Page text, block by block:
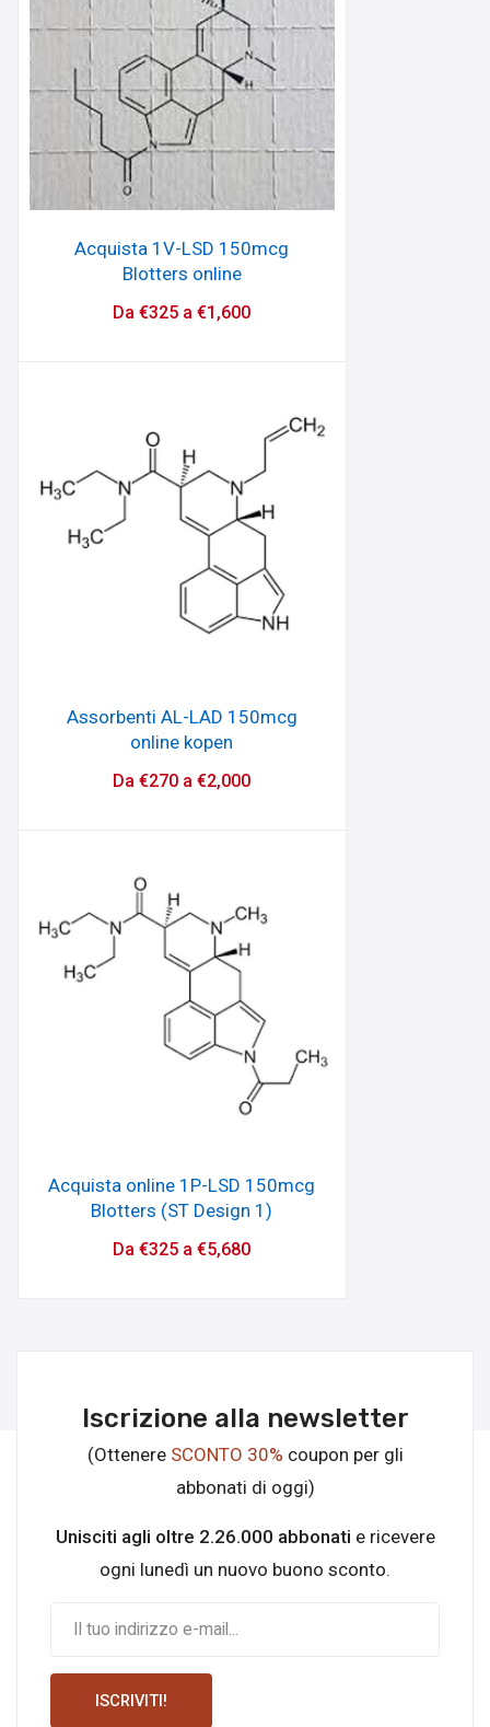
Acquista 1V-LSD 150mcg
Blotters online
Da€325 a€1,600
Assorbenti AL-LAD 150mcg
online kopen
Da€270 a€2,000
Acquista online 1P-LSD 150mcg
Blotters (ST Design 1)
Da€325 a€5,680
Iscrizione alla newsletter
(Ottenere SCONTO 30% coupon per gli
abbonati di oggi)
Unisciti agli oltre 2.26.000 abbonati e ricevere
ogni lunedì un nuovo buono sconto.
ISCRIVITI!